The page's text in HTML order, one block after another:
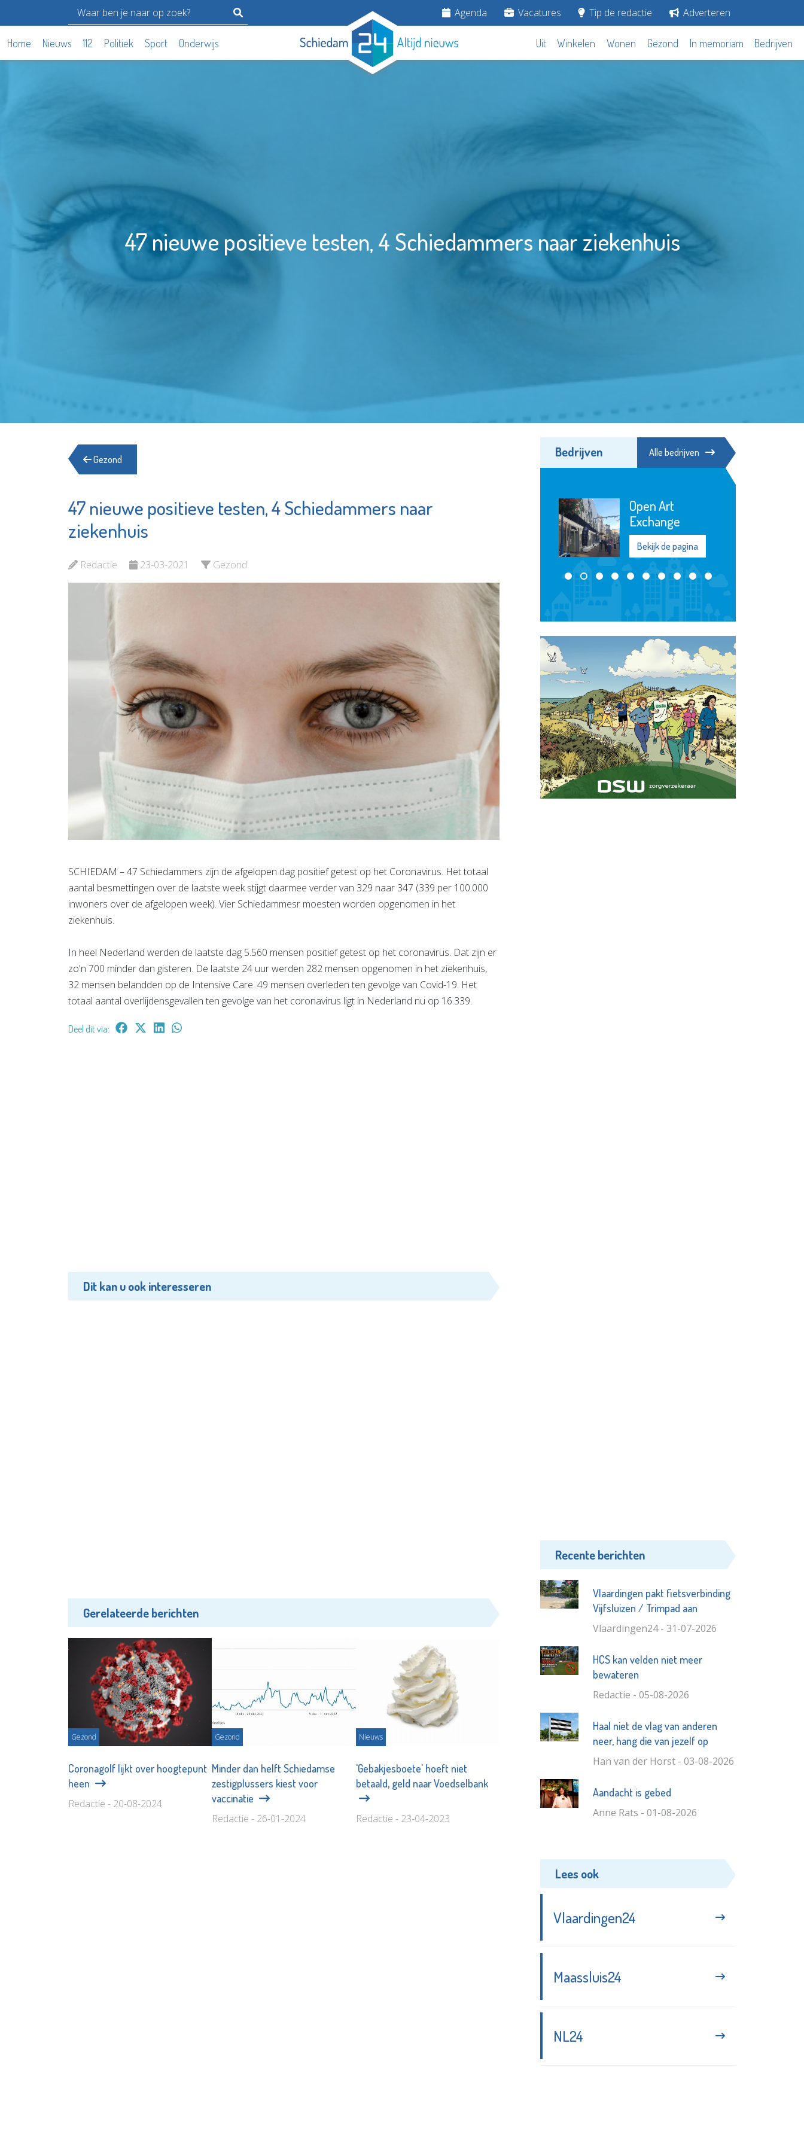
Agenda Vacatures Tip de redactie Adverteren
Home Nieuws 112 Politiek Sport Onderwijs Uit Winkelen Wonen Gezond In memoriam Bedrijven
47 nieuwe positieve testen, 4 Schiedammers naar ziekenhuis
Gezond
47 nieuwe positieve testen, 4 Schiedammers naar
ziekenhuis
Redactie 23-03-2021 Gezond
SCHIEDAM – 47 Schiedammers zijn de afgelopen dag positief getest op het Coronavirus. Het totaal
aantal besmettingen over de laatste week stijgt daarmee verder van 329 naar 347 (339 per 100.000
inwoners over de afgelopen week). Vier Schiedammesr moesten worden opgenomen in het
ziekenhuis.
In heel Nederland werden de laatste dag 5.560 mensen positief getest op het coronavirus. Dat zijn er
zo'n 700 minder dan gisteren. De laatste 24 uur werden 282 mensen opgenomen in het ziekenhuis,
32 mensen belandden op de Intensive Care. 49 mensen overleden ten gevolge van Covid-19. Het
totaal aantal overlijdensgevallen ten gevolge van het coronavirus ligt in Nederland nu op 16.339.
Deel dit via:
Dit kan u ook interesseren
Gerelateerde berichten
Gezond
Coronagolf lijkt over hoogtepunt
heen
Redactie - 20-08-2024
Gezond
Minder dan helft Schiedamse
zestigplussers kiest voor
vaccinatie
Redactie - 26-01-2024
Nieuws
'Gebakjesboete' hoeft niet
betaald, geld naar Voedselbank
Redactie - 23-04-2023
Bedrijven Alle bedrijven
Schiedam
Waterklaar
Stroomopwaarts
Exchange
Bekijk de pagina
Recente berichten
Vlaardingen pakt fietsverbinding
Vijfsluizen / Trimpad aan
Vlaardingen24 - 31-07-2026
HCS kan velden niet meer
bewateren
Redactie - 05-08-2026
Haal niet de vlag van anderen
neer, hang die van jezelf op
Han van der Horst - 03-08-2026
Aandacht is gebed
Anne Rats - 01-08-2026
Lees ook
Vlaardingen24
Maassluis24
NL24